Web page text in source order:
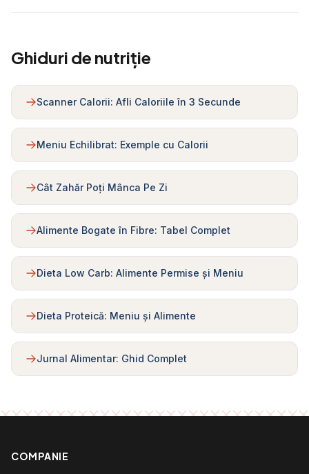
Ghiduri de nutriție
Scanner Calorii: Afli Caloriile în 3 Secunde
Meniu Echilibrat: Exemple cu Calorii
Cât Zahăr Poți Mânca Pe Zi
Alimente Bogate în Fibre: Tabel Complet
Dieta Low Carb: Alimente Permise și Meniu
Dieta Proteică: Meniu și Alimente
Jurnal Alimentar: Ghid Complet
COMPANIE